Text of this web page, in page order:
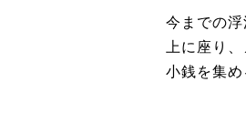
今までの
上に座り
小銭を集